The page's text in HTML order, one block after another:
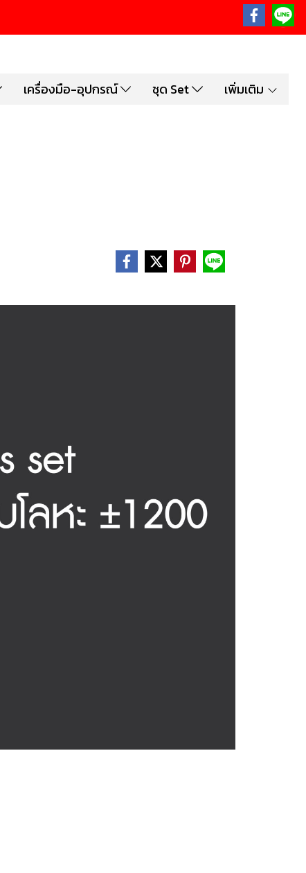
เครื่องมือ-อุปกรณ์ ชุด Set เพิ่มเติม